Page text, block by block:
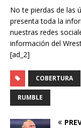
No te pierdas de las
presenta toda la
nuestras redes
información del
[ad_2]
COBERTURA
RUMBLE